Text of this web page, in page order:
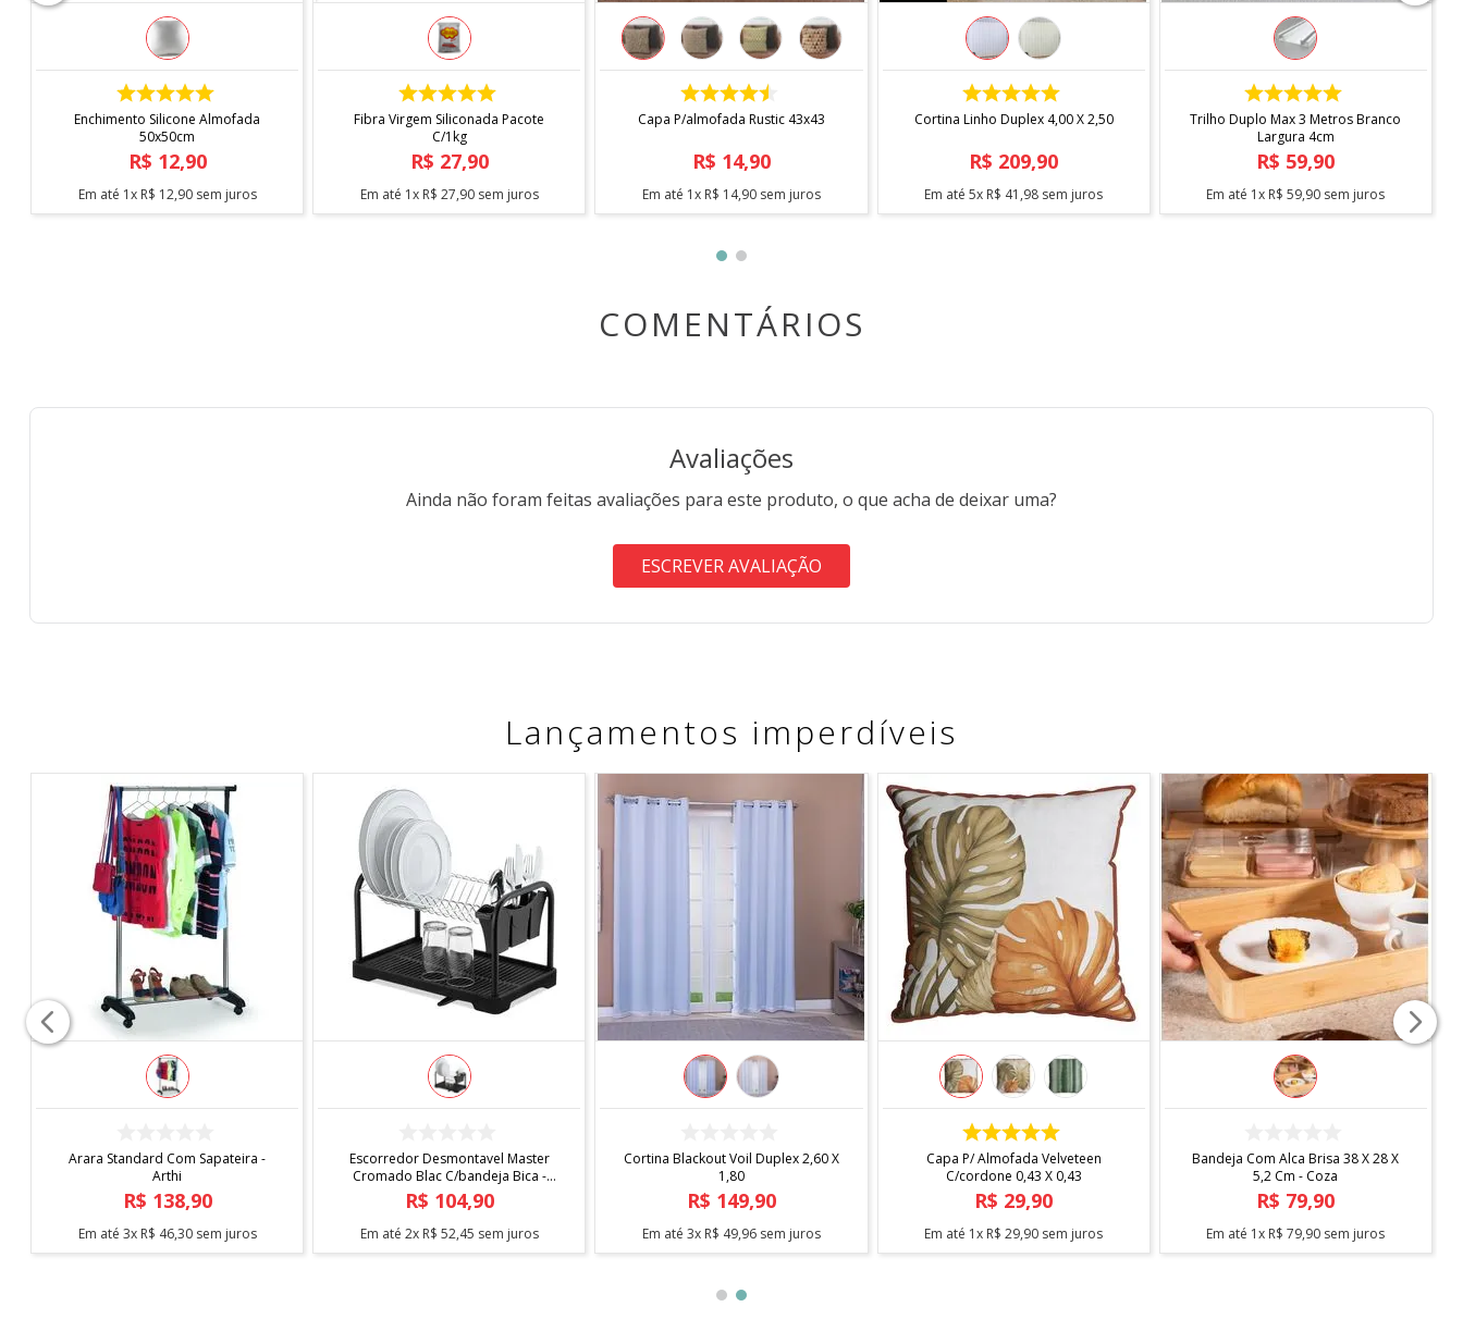
COMPRAR
Enchimento Silicone Almofada
50x50cm
R$ 12,90
Em até 1x R$ 12,90sem juros
COMPRAR
Fibra Virgem Siliconada Pacote
C/1kg
R$ 27,90
Em até 1x R$ 27,90sem juros
COMPRAR
Capa P/almofada Rustic 43x43
R$ 14,90
Em até 1x R$ 14,90 sem juros
COMPRAR
Cortina Linho Duplex 4,00 X 2,50
R$ 209,90
Em até5x R$ 41,98 sem juros
COMPRAR
Trilho Duplo Max 3 Metros Branco
Largura 4cm
R$ 59,90
Em até 1x R$ 59,90 sem juros
COMENTÁRIOS
Avaliações
Ainda não foram feitas avaliações para este produto, o que acha de deixar uma?
ESCREVER AVALIAÇÃO
Lançamentos imperdíveis
Arara Standard Com Sapateira -
Arthi
R$ 138,90
Em até 3x R$ 46,30sem juros
Escorredor Desmontavel Master
Cromado Blac C/bandeja Bica -
Arthi
R$ 104,90
Em até 2x R$ 52,45 sem juros
Cortina Blackout Voil Duplex 2,60 X
1,80
R$ 149,90
Em até 3x R$ 49,96sem juros
COMPRAR
Capa P/ Almofada Velveteen
C/cordone 0,43 X 0,43
R$ 29,90
Em até 1x R$ 29,90 sem juros
Bandeja Com Alca Brisa 38 X 28 X
5,2 Cm - Coza
R$ 79,90
Em até 1x R$ 79,90 sem juros